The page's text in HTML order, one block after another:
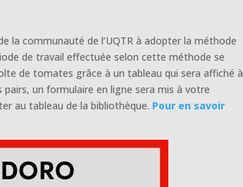
la communauté de l’UQTR à adopter la méthode
de travail effectuée selon cette méthode se
de tomates grâce à un tableau qui sera affiché à
un formulaire en ligne sera mis à votre
au tableau de la bibliothèque. Pour en savoir